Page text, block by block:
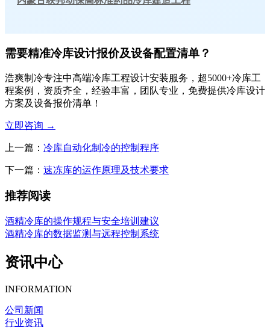
需要精准冷库设计报价及设备配置清单？
浩爽制冷专注中高端冷库工程设计安装服务，超5000+冷库工
程案例，资质齐全，经验丰富，团队专业，免费提供冷库设计
方案及设备报价清单！
立即咨询 →
上一篇： 冷库自动化制冷的控制程序
下一篇： 速冻库的运作原理及技术要求
推荐阅读
酒精冷库的操作规程与安全培训建议
酒精冷库的数据监测与远程控制系统
资讯中心
INFORMATION
公司新闻
行业资讯